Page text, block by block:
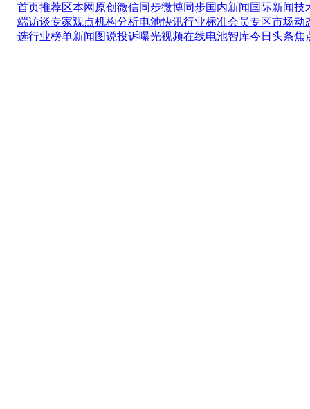
首页推荐区本网原创 微信同步微博同步国内新闻 国际新闻技
端访谈专家观点机构分析电池快讯行业标准会员专区市场动
选行业榜单新闻图说投诉曝光视频在线电池智库今日头条焦